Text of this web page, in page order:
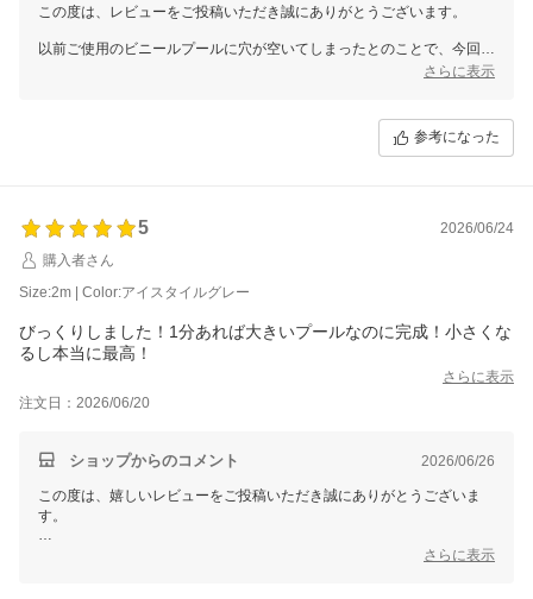
この度は、レビューをご投稿いただき誠にありがとうございます。
以前ご使用のビニールプールに穴が空いてしまったとのことで、今回こ
ました。また、支えのパイプ部分に安心感があるとのご感想もありがと
き、お子さまたちとの水遊び時間をたくさん楽しんでいただけましたら
幸いです。
さらに表示
参考になった
5
2026/06/24
購入者さん
Size:2m | Color:アイスタイルグレー
びっくりしました！1分あれば大きいプールなのに完成！小さくな
るし本当に最高！
さらに表示
注文日：2026/06/20
ショップからのコメント 2026/06/26
この度は、嬉しいレビューをご投稿いただき誠にありがとうございま
す。
大きなプールでありながら、簡単に設置できる点や、コンパクトに収納
さらに表示